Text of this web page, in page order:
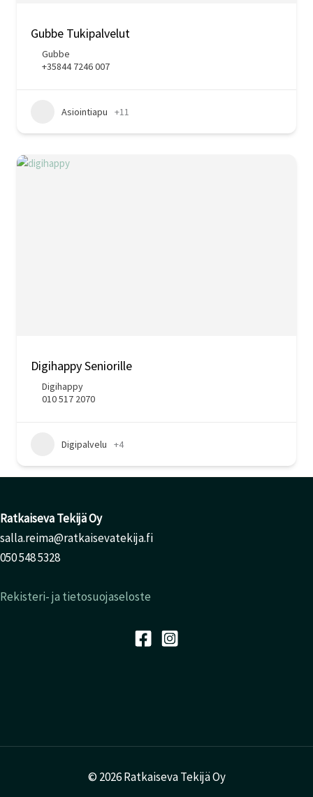
Gubbe Tukipalvelut
Gubbe
+35844 7246 007
Asiointiapu +11
Digihappy Seniorille
Digihappy
010 517 2070
Digipalvelu +4
Ratkaiseva Tekijä Oy
salla.reima@ratkaisevatekija.fi
050 548 5328
Rekisteri- ja tietosuojaseloste
© 2026 Ratkaiseva Tekijä Oy